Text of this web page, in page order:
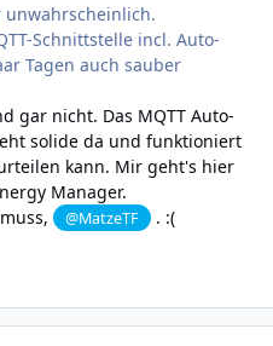
unwahrscheinlich.
Schnittstelle incl. Auto-
Tagen auch sauber
gar nicht. Das MQTT Auto-
solide da und funktioniert
kann. Mir geht's hier
Manager.
@MatzeTF . :(